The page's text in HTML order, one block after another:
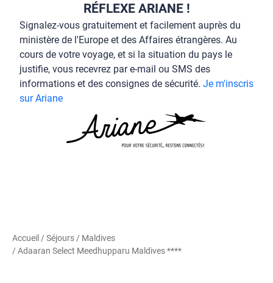
RÉFLEXE ARIANE !
Signalez-vous gratuitement et facilement auprès du
ministère de l'Europe et des Affaires étrangères. Au
cours de votre voyage, et si la situation du pays le
justifie, vous recevrez par e-mail ou SMS des
informations et des consignes de sécurité. Je m'inscris
sur Ariane
Accueil /Séjours / Maldives
/ Adaaran Select Meedhupparu Maldives ****